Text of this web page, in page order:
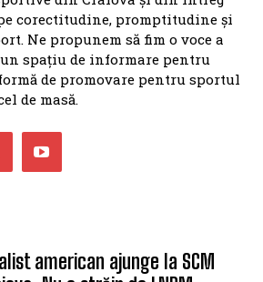
activitatea cluburilor, sportivilor
din Craiova și din întreg
corectitudine, promptitudine și
Ne propunem să fim o voce a
spațiu de informare pentru
de promovare pentru sportul
de masă.